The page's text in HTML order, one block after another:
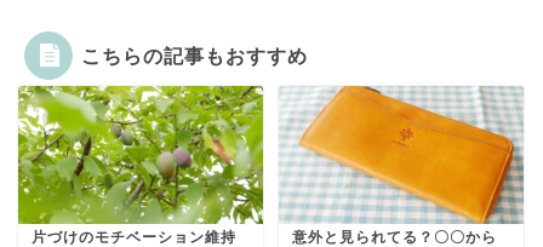
こちらの記事もおすすめ
片づけのモチベーション維持
意外と見られてる？〇〇から